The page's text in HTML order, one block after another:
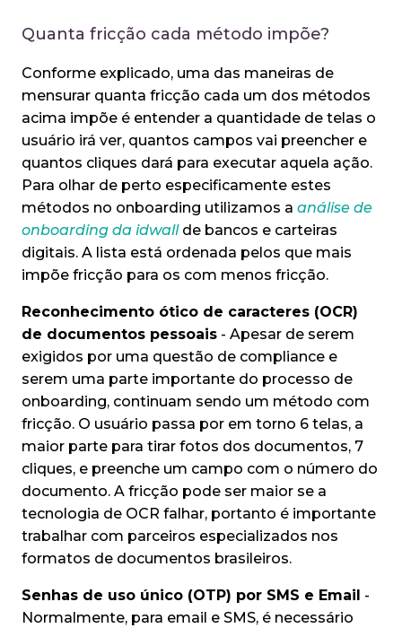
Quanta fricção cada método impõe?
Conforme explicado, uma das maneiras de
mensurar quanta fricção cada um dos métodos
acima impõe é entender a quantidade de telas o
usuário irá ver, quantos campos vai preencher e
quantos cliques dará para executar aquela ação.
Para olhar de perto especificamente estes
métodos no onboarding utilizamos a análise de
onboarding da idwallde bancos e carteiras
digitais. A lista está ordenada pelos que mais
impõe fricção para os com menos fricção.
Reconhecimento ótico de caracteres (OCR)
de documentos pessoais - Apesar de serem
exigidos por uma questão de compliance e
serem uma parte importante do processo de
onboarding, continuam sendo um método com
fricção. O usuário passa por em torno 6 telas, a
maior parte para tirar fotos dos documentos, 7
cliques, e preenche um campo com o número do
documento. A fricção pode ser maior se a
tecnologia de OCR falhar, portanto é importante
trabalhar com parceiros especializados nos
formatos de documentos brasileiros.
Senhas de uso único (OTP) por SMS e Email -
Normalmente, para email e SMS, é necessário